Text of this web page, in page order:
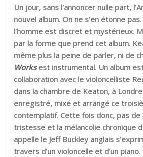
Un jour, sans l’annoncer nulle part,
nouvel album. On ne s’en étonne
l’homme est discret et mystérieux.
par la forme que prend cet album.
même plus la peine de parler, ni de
Worksest instrumental. Un album est
collaboration avec le violoncelliste
dans la chambre de Keaton, à
enregistré, mixé et arrangé ce
contemplatif. Cette fois donc, pas de
tristesse et la mélancolie chronique
appelle le Jeff Buckley anglais
travers d’un violoncelle et d’un